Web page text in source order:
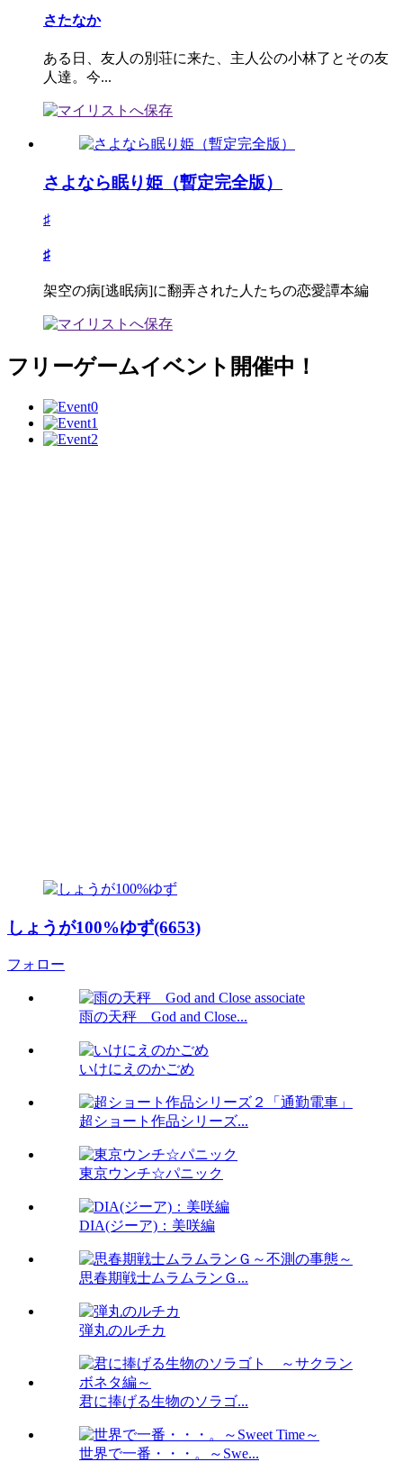
さたなか
ある日、友人の別荘に来た、主人公の小林了とその友
人達。今...
さよなら眠り姫（暫定完全版）
♯
♯
架空の病[逃眠病]に翻弄された人たちの恋愛譚本編
フリーゲームイベント開催中！
しょうが100%ゆず(6653)
フォロー
雨の天秤 God and Close...
いけにえのかごめ
超ショート作品シリーズ...
東京ウンチ☆パニック
DIA(ジーア)：美咲編
思春期戦士ムラムランＧ...
弾丸のルチカ
君に捧げる生物のソラゴ...
世界で一番・・・。～Swe...